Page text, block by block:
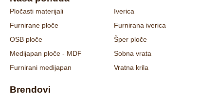
Pločasti materijali
Furnirane ploče
OSB ploče
Medijapan ploče - MDF
Furnirani medijapan
Iverica
Furnirana iverica
Šper ploče
Sobna vrata
Vratna krila
Brendovi